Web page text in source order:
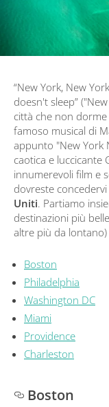
“New York, New
doesn't sleep”
città che non dorme
famoso musical di
appunto "New York
caotica e luccicante
innumerevoli film e
dovreste
Uniti. Partiamo
destinazioni più
altre più da lontano)
Boston
Philadelphia
Washington DC
Miami
Providence
Charleston
Boston